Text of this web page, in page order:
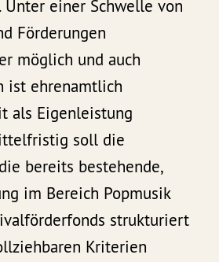
Unter einer Schwelle von
Förderungen
möglich und auch
ist ehrenamtlich
als Eigenleistung
soll die
bereits bestehende,
im Bereich Popmusik
strukturiert
Kriterien